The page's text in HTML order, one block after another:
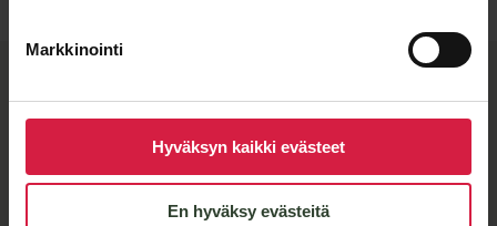
Markkinointi
Hyväksyn kaikki evästeet
En hyväksy evästeitä
manufacturing partners
know it meets our strict quality standards. Our
distribution transformers are manufactured by SEM